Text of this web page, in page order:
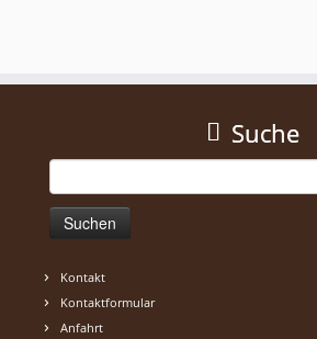
Suche
Suchen
nach:
Kontakt
Kontaktformular
Anfahrt